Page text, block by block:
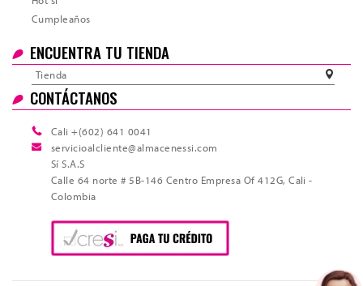
Cumpleaños
ENCUENTRA TU TIENDA
Tienda
CONTÁCTANOS
Cali +(602) 641 0041
servicioalcliente@almacenessi.com
Sí S.A.S
Calle 64 norte # 5B-146 Centro Empresa Of 412G, Cali -
Colombia